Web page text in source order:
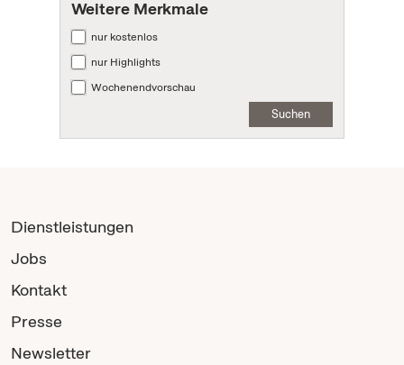
Weitere Merkmale
nur kostenlos
nur Highlights
Wochenendvorschau
Suchen
Dienstleistungen
Jobs
Kontakt
Presse
Newsletter